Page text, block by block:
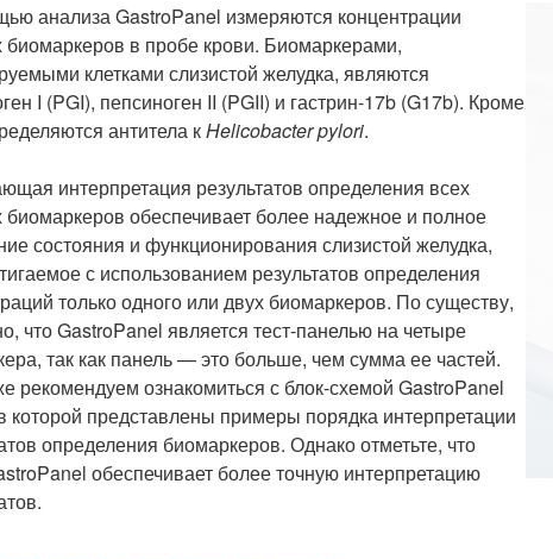
анализа GastroPanel измеряются концентрации
биомаркеров в пробе крови. Биомаркерами,
клетками слизистой желудка, являются
I (PGI), пепсиноген II (PGII) и гастрин-17b (G17b). Кроме
антитела кHelicobacter pylori.
интерпретация результатов определения всех
биомаркеров обеспечивает более надежное и полное
состояния и функционирования слизистой желудка,
с использованием результатов определения
только одного или двух биомаркеров. По существу,
что GastroPanel является тест-панелью на четыре
так как панель — это больше, чем сумма ее частей.
рекомендуем ознакомиться с блок-схемой GastroPanel
которой представлены примеры порядка интерпретации
определения биомаркеров. Однако отметьте, что
обеспечивает более точную интерпретацию